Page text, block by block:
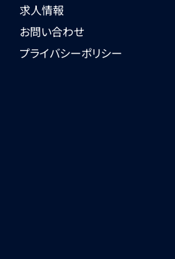
求人情報
お問い合わせ
プライバシーポリシー